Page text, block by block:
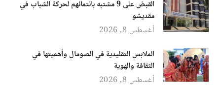
القبض على 9 مشتبه بانتمائهم لحركة الشباب في
مقديشو
أغسطس 8, 2026
الملابس التقليدية في الصومال وأهميتها في
الثقافة والهوية
أغسطس 8, 2026